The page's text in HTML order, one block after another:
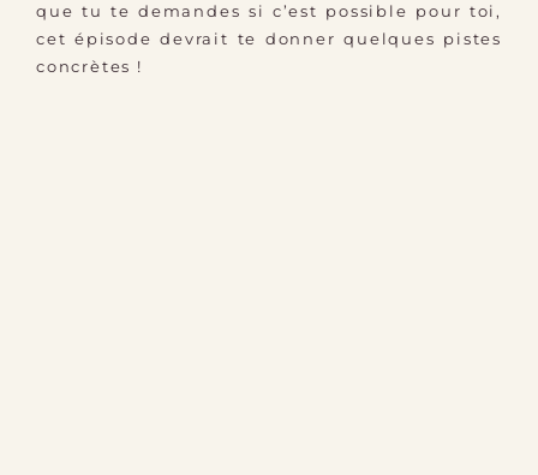
que tu te demandes si c’est possible pour toi,
cet épisode devrait te donner quelques pistes
concrètes !